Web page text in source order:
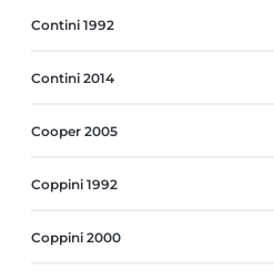
Contini 1992
Contini 2014
Cooper 2005
Coppini 1992
Coppini 2000